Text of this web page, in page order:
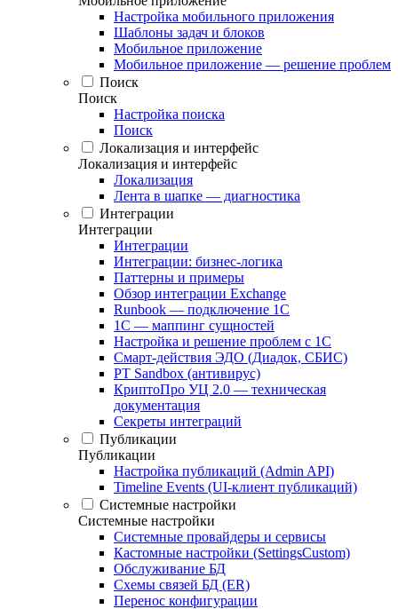
Настройка мобильного приложения
Шаблоны задач и блоков
Мобильное приложение
Мобильное приложение — решение проблем
Поиск
Поиск
Настройка поиска
Поиск
Локализация и интерфейс
Локализация и интерфейс
Локализация
Лента в шапке — диагностика
Интеграции
Интеграции
Интеграции
Интеграции: бизнес-логика
Паттерны и примеры
Обзор интеграции Exchange
Runbook — подключение 1С
1С — маппинг сущностей
Настройка и решение проблем с 1С
Смарт-действия ЭДО (Диадок, СБИС)
PT Sandbox (антивирус)
КриптоПро УЦ 2.0 — техническая
документация
Секреты интеграций
Публикации
Публикации
Настройка публикаций (Admin API)
Timeline Events (UI-клиент публикаций)
Системные настройки
Системные настройки
Системные провайдеры и сервисы
Кастомные настройки (SettingsCustom)
Обслуживание БД
Схемы связей БД (ER)
Перенос конфигурации